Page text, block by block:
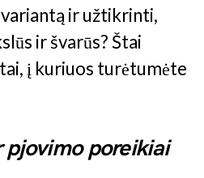
ir užtikrinti,
ir švarūs? Štai
į kuriuos turėtumėte
pjovimo poreikiai